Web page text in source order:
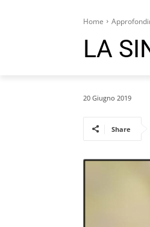
Home
LA
20 Giugno 2019
Share